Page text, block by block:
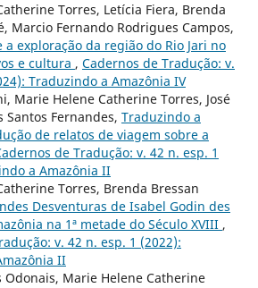
Torres, Letícia Fiera, Brenda
Marcio Fernando Rodrigues Campos,
a exploração da região do Rio Jari no
e cultura , Cadernos de Tradução: v.
Traduzindo a Amazônia IV
Marie Helene Catherine Torres, José
Fernandes, Traduzindo a
de relatos de viagem sobre a
de Tradução: v. 42 n. esp. 1
a Amazônia II
Torres, Brenda Bressan
Desventuras de Isabel Godin des
na 1ª metade do Século XVIII ,
v. 42 n. esp. 1 (2022):
II
Odonais, Marie Helene Catherine